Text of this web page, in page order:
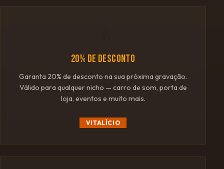
20% DE DESCONTO
Garanta 20% de desconto na sua próxima gravação.
Válido para qualquer nicho — carro de som, porta de
loja, eventos e muito mais.
VITALÍCIO